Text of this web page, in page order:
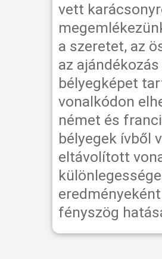
vett
a szeretet, az
az
bélyegképet
vonalkódon
német és
bélyegek ívből
eltávolított
fényszög